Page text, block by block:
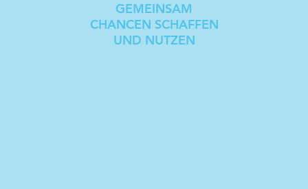
GEMEINSAM
CHANCEN SCHAFFEN
UND NUTZEN